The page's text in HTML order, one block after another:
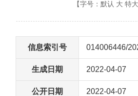
【字号： 默认 大 特大
信息索引号 014006446/
生成日期 2022-04-07
公开日期 2022-04-07